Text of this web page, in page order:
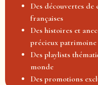
Des découvertes de
françaises
Des histoires et
précieux patrimoine
Des playlists
monde
Des promotions